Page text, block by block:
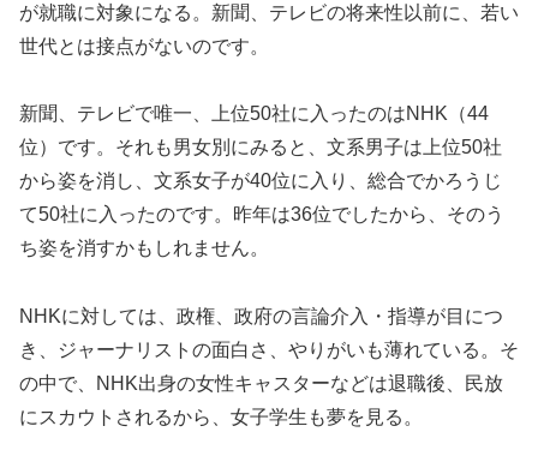
が就職に対象になる。新聞、テレビの将来性以前に、若い
世代とは接点がないのです。
新聞、テレビで唯一、上位50社に入ったのはNHK（44
位）です。それも男女別にみると、文系男子は上位50社
から姿を消し、文系女子が40位に入り、総合でかろうじ
て50社に入ったのです。昨年は36位でしたから、そのう
ち姿を消すかもしれません。
NHKに対しては、政権、政府の言論介入・指導が目につ
き、ジャーナリストの面白さ、やりがいも薄れている。そ
の中で、NHK出身の女性キャスターなどは退職後、民放
にスカウトされるから、女子学生も夢を見る。